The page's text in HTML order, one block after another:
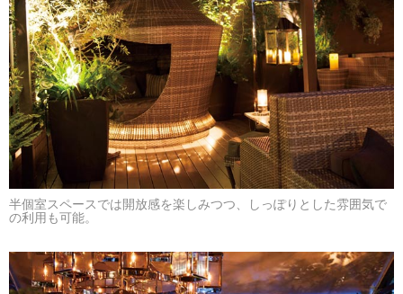
半個室スペースでは開放感を楽しみつつ、しっぽりとした雰囲気で
の利用も可能。